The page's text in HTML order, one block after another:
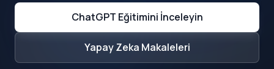
ChatGPT Eğitimini İnceleyin
Yapay Zeka Makaleleri